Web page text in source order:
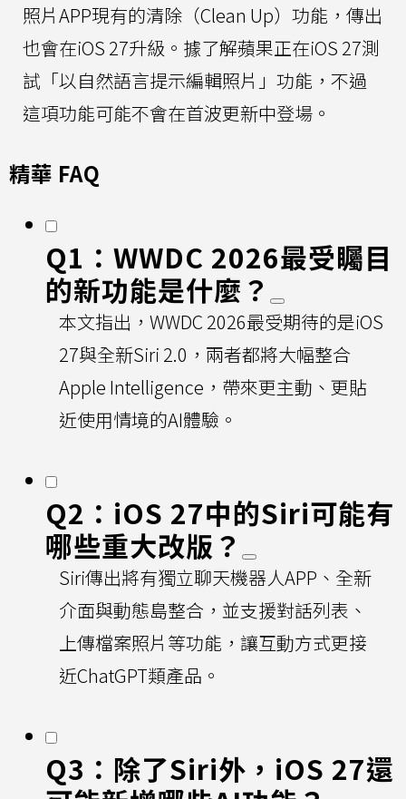
照片APP現有的清除（Clean Up）功能，傳出
也會在iOS 27升級。據了解蘋果正在iOS 27測
試「以自然語言提示編輯照片」功能，不過
這項功能可能不會在首波更新中登場。
精華 FAQ
Q1：WWDC 2026最受矚目
的新功能是什麼？
本文指出，WWDC 2026最受期待的是iOS
27與全新Siri 2.0，兩者都將大幅整合
Apple Intelligence，帶來更主動、更貼
近使用情境的AI體驗。
Q2：iOS 27中的Siri可能有
哪些重大改版？
Siri傳出將有獨立聊天機器人APP、全新
介面與動態島整合，並支援對話列表、
上傳檔案照片等功能，讓互動方式更接
近ChatGPT類產品。
Q3：除了Siri外，iOS 27還